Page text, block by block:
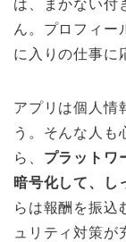
は、まかない付
ん。プロフィー
に入りの仕事に
アプリは個人情
う。そんな人も
ら、 プラットワ
暗号化して、し
らは報酬を振込
ュリティ対策が